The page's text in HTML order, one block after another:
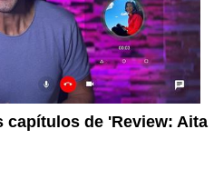
de 'Review: Aita